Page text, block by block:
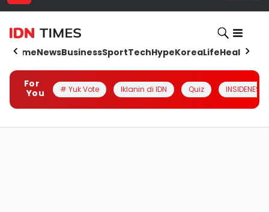
HomeNewsBusinessSportTechHypeKoreaLifeHealth
For
You
# Yuk Vote Iklanin di IDN Quiz INSIDENESIA